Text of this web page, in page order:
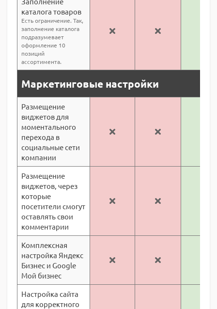
каталога товаров
Есть ограничение. Так,
заполнение каталога
подразумевает
оформление 10
позиций
ассортимента.
Маркетинговые настройки
Размещение
виджетов для
моментального
перехода в
социальные сети
компании
Размещение
виджетов, через
которые
посетители смогут
оставлять свои
комментарии
Комплексная
настройка Яндекс
Бизнес и Google
Мой бизнес
Настройка сайта
для корректного